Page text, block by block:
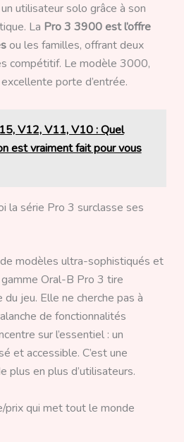
utilisateur solo grâce à son
La Pro 3 3900 est l’offre
ou les familles, offrant deux
compétitif. Le modèle 3000,
porte d’entrée.
V12, V11, V10 : Quel
est vraiment fait pour vous
la série Pro 3 surclasse ses
modèles ultra-sophistiqués et
Oral-B Pro 3 tire
jeu. Elle ne cherche pas à
de fonctionnalités
sur l’essentiel : un
et accessible. C’est une
plus en plus d’utilisateurs.
prix qui met tout le monde